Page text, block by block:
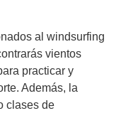
al windsurfing
vientos
practicar y
Además, la
clases de